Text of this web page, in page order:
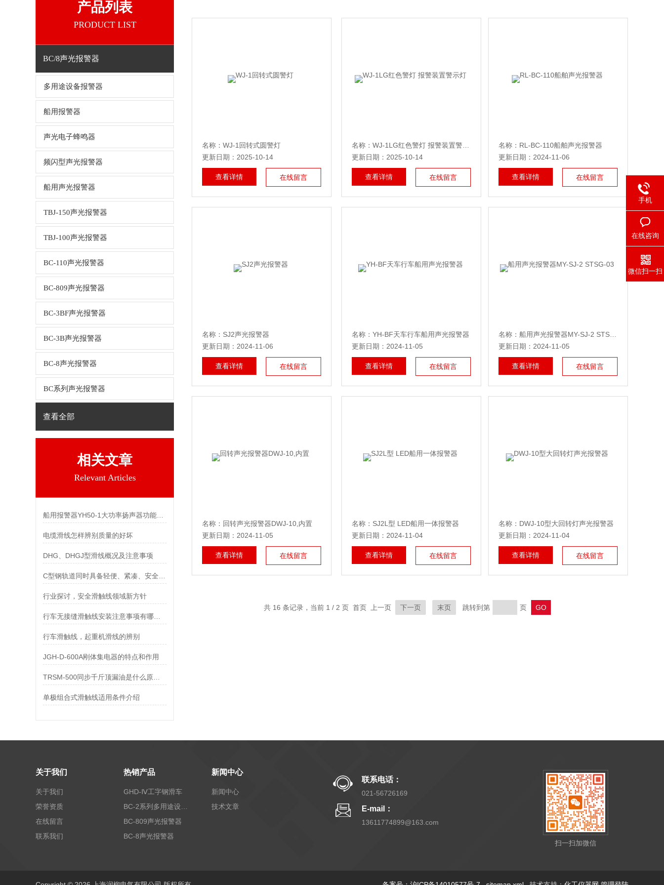
产品列表
PRODUCT LIST
BC/8声光报警器
多用途设备报警器
船用报警器
声光电子蜂鸣器
频闪型声光报警器
船用声光报警器
TBJ-150声光报警器
TBJ-100声光报警器
BC-110声光报警器
BC-809声光报警器
BC-3BF声光报警器
BC-3B声光报警器
BC-8声光报警器
BC系列声光报警器
查看全部
相关文章
Relevant Articles
船用报警器YH50-1大功率扬声器功能及特点
电缆滑线怎样辨别质量的好坏
DHG、DHGJ型滑线概况及注意事项
行业探讨，安全滑触线领域新方针
行车无接缝滑触线安装注意事项有哪些？
行车滑触线，起重机滑线的辨别
JGH-D-600A刚体集电器的特点和作用
TRSM-500同步千斤顶漏油是什么原因？
单极组合式滑触线适用条件介绍
名称：WJ-1回转式圆警灯
更新日期：2025-10-14
查看详情 在线留言
更新日期：2025-10-14
查看详情 在线留言
名称：RL-BC-110船舶声光报警器
更新日期：2024-11-06
查看详情 在线留言
名称：SJ2声光报警器
更新日期：2024-11-06
查看详情 在线留言
名称：YH-BF天车行车船用声光报警器
更新日期：2024-11-05
查看详情 在线留言
更新日期：2024-11-05
查看详情 在线留言
名称：回转声光报警器DWJ-10,内置
更新日期：2024-11-05
查看详情 在线留言
名称：SJ2L型 LED船用一体报警器
更新日期：2024-11-04
查看详情 在线留言
名称：DWJ-10型大回转灯声光报警器
更新日期：2024-11-04
查看详情 在线留言
共 16 条记录，当前 1 / 2 页 首页 上一页 下一页 末页 跳转到第 页
关于我们
关于我们
荣誉资质
在线留言
联系我们
热销产品
GHD-Ⅳ工字钢滑车
BC-809声光报警器
BC-8声光报警器
新闻中心
新闻中心
技术文章
联系电话：
021-56726169
E-mail：
13611774899@163.com
扫一扫加微信
手机
在线咨询
微信扫一扫